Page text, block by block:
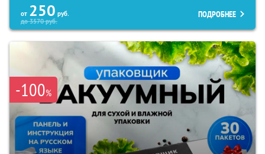
от 250 руб.
до3570руб.
ПОДРОБНЕЕ
-100%